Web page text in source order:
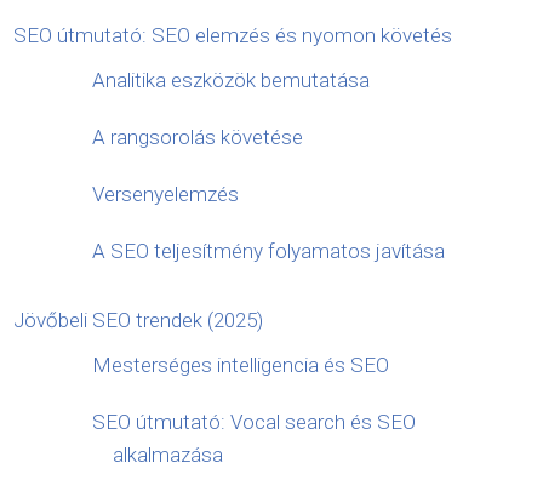
SEO útmutató: SEO elemzés és nyomon követés
Analitika eszközök bemutatása
A rangsorolás követése
Versenyelemzés
A SEO teljesítmény folyamatos javítása
Jövőbeli SEO trendek (2025)
Mesterséges intelligencia és SEO
SEO útmutató: Vocal search és SEO
alkalmazása